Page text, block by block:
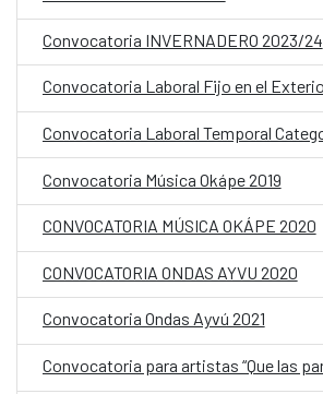
Convocatoria INVERNADERO 2023/24
Convocatoria Música Okápe 2019
CONVOCATORIA MÚSICA OKÁPE 2020
CONVOCATORIA ONDAS AYVU 2020
Convocatoria Ondas Ayvú 2021